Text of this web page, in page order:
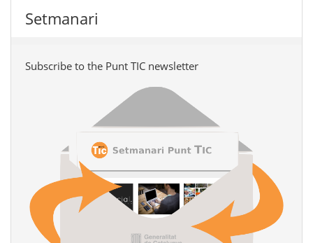
Setmanari
Subscribe to the Punt TIC newsletter